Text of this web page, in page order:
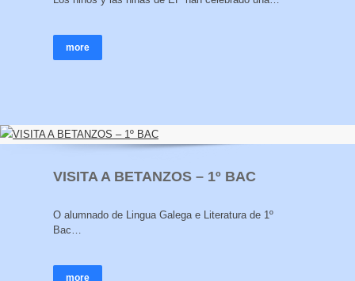
more
VISITA A BETANZOS – 1º BAC
O alumnado de Lingua Galega e Literatura de 1º
Bac…
more